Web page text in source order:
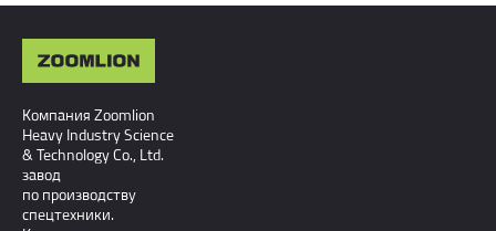
Компания Zoomlion
Heavy Industry Science
& Technology Co., Ltd.
завод
по производству
спецтехники.